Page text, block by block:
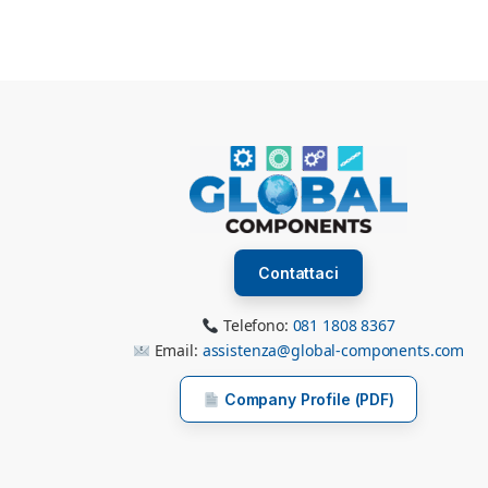
Contattaci
Telefono: 081 1808 8367
Email: assistenza@global-components.com
Company Profile (PDF)